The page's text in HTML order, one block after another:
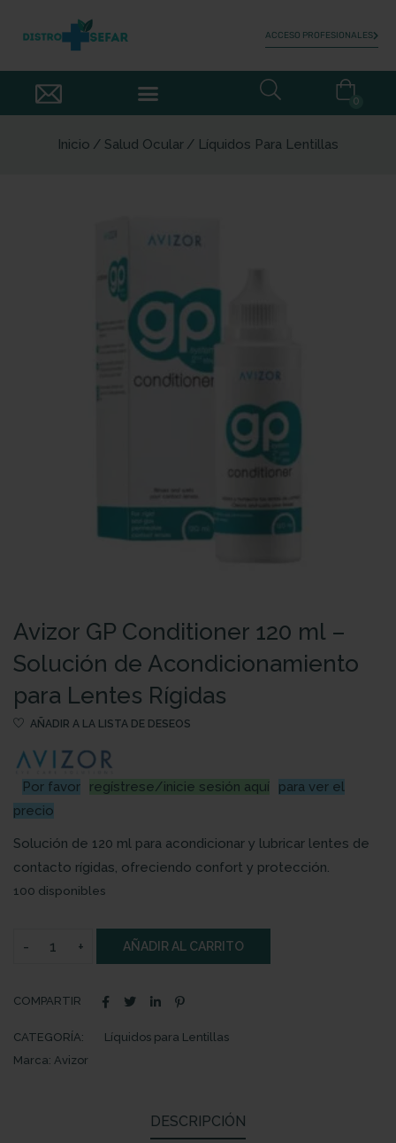
ACCESO PROFESIONALES
0
Inicio Salud Ocular Líquidos Para Lentillas
Avizor GP Conditioner 120 ml –
Solución de Acondicionamiento
para Lentes Rígidas
AÑADIR A LA LISTA DE DESEOS
Por favor regístrese/inicie sesión aquí
para ver el
precio
Solución de 120 ml para acondicionar y lubricar lentes de
contacto rígidas, ofreciendo confort y protección.
100 disponibles
AÑADIR AL CARRITO
COMPARTIR
CATEGORÍA:
Líquidos para Lentillas
Marca: Avizor
DESCRIPCIÓN